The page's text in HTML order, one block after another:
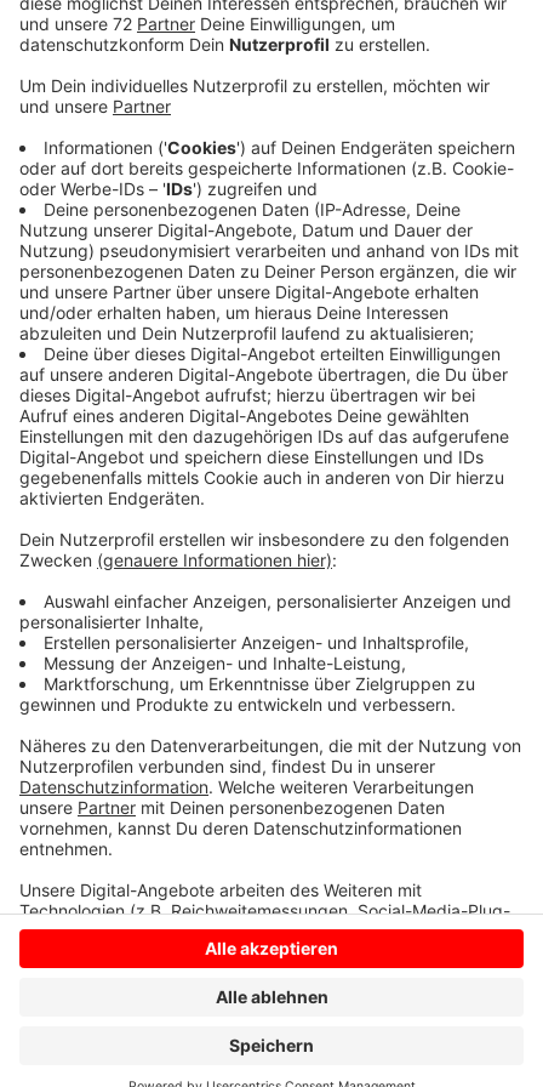
Anzeige
Es sind sehr viele Hinweise von Fans eingegangen. Der
Mann hat ein auffälliges Gesichtstattoo und das sei
vielen Fans am vergangenen Sonntag im Stadion
aufgefallen. Die Polizei hat den Familienvater
zunächst festgenommen - er leistete keinen
Widerstand, äußerte sich bisher aber nicht zur Tat. Der
Mann soll beim Regionalligaspiel vergangenen Sonntag
in Essen einen Böller aus dem Essener Fanblock direkt
neben einige Preußen-Auswechselspieler geworfen
haben. Zwei Spieler und ein Trainer wurden durch die
Explosion verletzt. Der Beschuldigte ist erstmal
wieder frei, muss sich aber täglich melden. Gegen ihn
laufen jetzt Ermittlungen wegen gefährlicher
Körperverletzung und Herbeiführens einer
Sprengstoffexplosion. Er hat ein bundesweites Verbot
bekommen Stadien zu betreten. Das Regionalligaspiel
Rot-Weiß Essen - Preußen Münster vergangenen
Sonntag wurde direkt unterbrochen. Das Sportgericht
beschäftigt sich noch mit dem Vorfall.
Anzeige